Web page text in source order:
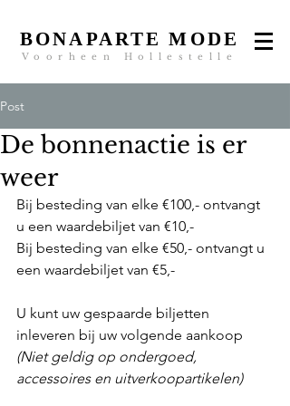
Voorheen Hollestelle
BONAPARTE MODE
Post
De bonnenactie is er
weer
Bij besteding van elke €100,- ontvangt
u een waardebiljet van €10,-
Bij besteding van elke €50,- ontvangt u
een waardebiljet van €5,-
U kunt uw gespaarde biljetten
inleveren bij uw volgende aankoop
(Niet geldig op ondergoed,
accessoires en uitverkoopartikelen)